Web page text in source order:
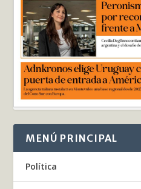
MENÚ PRINCIPAL
Política